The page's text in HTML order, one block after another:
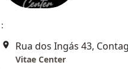
:
Rua dos Ingás 43,
Vitae Center